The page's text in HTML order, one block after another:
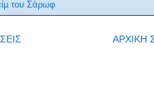
του Σάρωφ
ΑΡΧΙΚΗ